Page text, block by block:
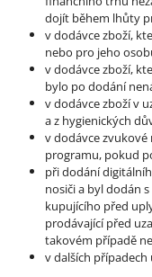
dojít během lhůty
v dodávce zboží,
nebo pro jeho
v dodávce zboží,
bylo po dodání
v dodávce zboží v
a z hygienických
v dodávce
programu, pokud
při dodání
nosiči a byl dodán
kupujícího před
prodávající před
takovém případě
v dalších případech